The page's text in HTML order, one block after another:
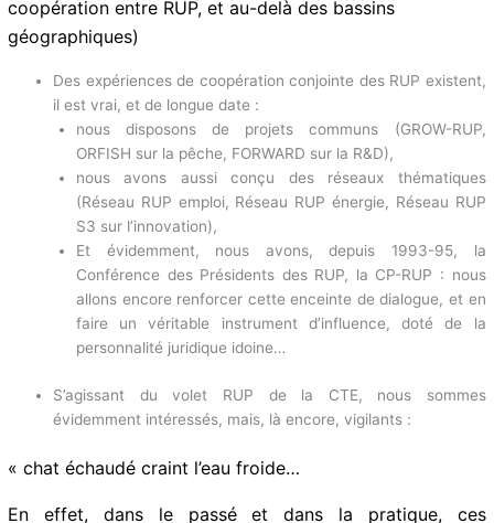
Enfin, pour terminer mes propos, j’évoquerai
rapidement une initiative bienvenue de la Commission :
il s’agit du fameux « volet 3 » de la CTE, qui concerne
plus spécifiquement la coopération inter-RUP (la
coopération entre RUP, et au-delà des bassins
géographiques)
Des expériences de coopération conjointe des RUP
existent, il est vrai, et de longue date :
nous disposons de projets communs (GROW-RUP,
ORFISH sur la pêche, FORWARD sur la R&D),
nous avons aussi conçu des réseaux thématiques
(Réseau RUP emploi, Réseau RUP énergie, Réseau
Et évidemment, nous avons, depuis 1993-95, la
Conférence des Présidents des RUP, la CP-RUP : nous
en faire un véritable instrument d’influence, doté de la